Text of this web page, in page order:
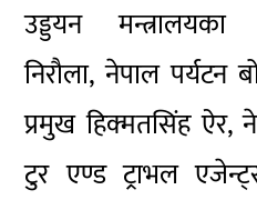
उड्डयन
निरौला, नेपाल पर्यटन
प्रमुख हिक्मतसिंह
टुर एण्ड ट्राभल